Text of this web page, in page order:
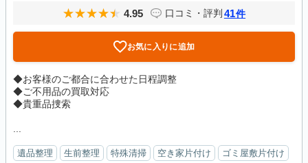
4.95 口コミ・評判 41件
お気に入りに追加
◆お客様のご都合に合わせた日程調整
◆ご不用品の買取対応
◆貴重品捜索
遺品整理 生前整理 特殊清掃 空き家片付け
ゴミ屋敷片付け